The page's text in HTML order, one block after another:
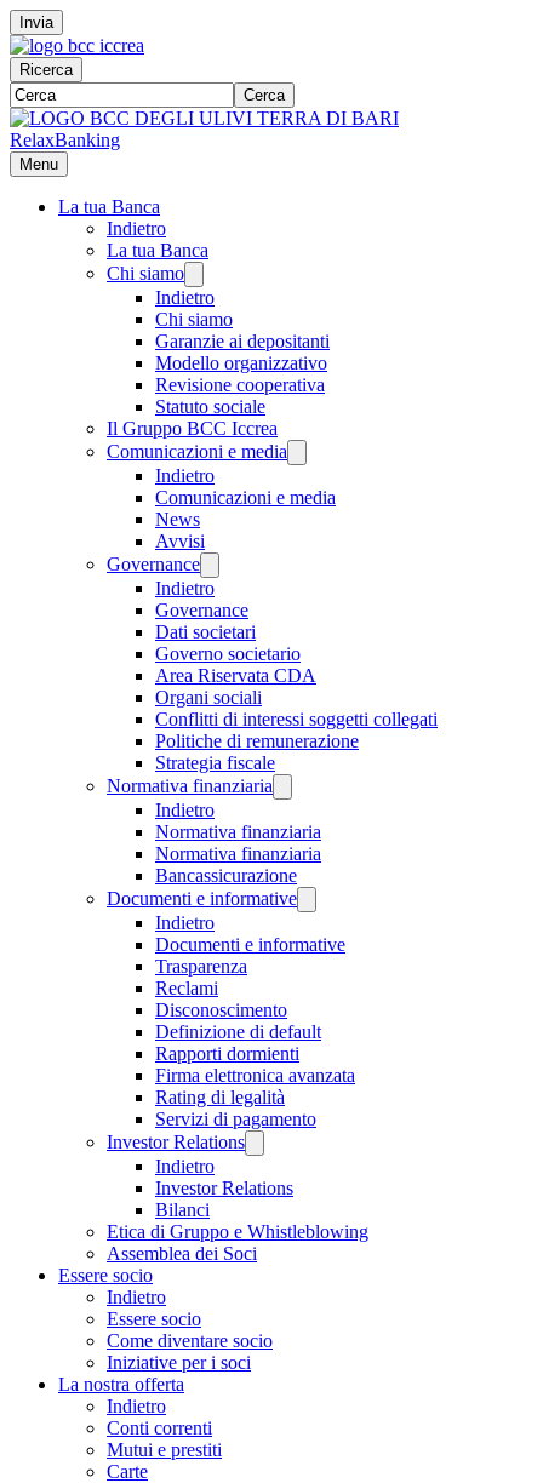
Invia
Ricerca
Cerca
RelaxBanking
Menu
La tua Banca
Indietro
La tua Banca
Chi siamo
Indietro
Chi siamo
Garanzie ai depositanti
Modello organizzativo
Revisione cooperativa
Statuto sociale
Il Gruppo BCC Iccrea
Comunicazioni e media
Indietro
Comunicazioni e media
News
Avvisi
Governance
Indietro
Governance
Dati societari
Governo societario
Area Riservata CDA
Organi sociali
Conflitti di interessi soggetti collegati
Politiche di remunerazione
Strategia fiscale
Normativa finanziaria
Indietro
Normativa finanziaria
Normativa finanziaria
Bancassicurazione
Documenti e informative
Indietro
Documenti e informative
Trasparenza
Reclami
Disconoscimento
Definizione di default
Rapporti dormienti
Firma elettronica avanzata
Rating di legalità
Servizi di pagamento
Investor Relations
Indietro
Investor Relations
Bilanci
Etica di Gruppo e Whistleblowing
Assemblea dei Soci
Essere socio
Indietro
Essere socio
Come diventare socio
Iniziative per i soci
La nostra offerta
Indietro
Conti correnti
Mutui e prestiti
Carte